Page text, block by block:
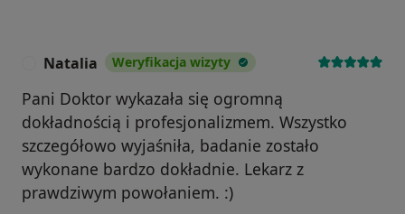
Natalia Weryfikacja wizyty
Pani Doktor wykazała się ogromną
dokładnością i profesjonalizmem. Wszystko
szczegółowo wyjaśniła, badanie zostało
wykonane bardzo dokładnie. Lekarz z
prawdziwym powołaniem. :)